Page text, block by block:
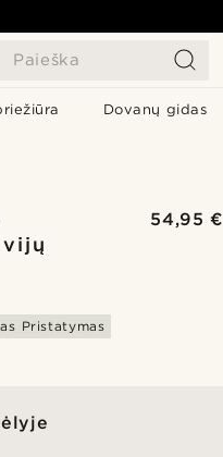
Paieška
Dovanų gidas
54,95 €
Pristatymas